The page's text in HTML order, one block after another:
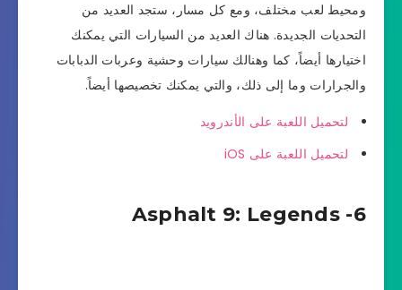
ومحيط لعب مختلف، ومع كل مسار، ستجد العديد من
التحديات الجديدة. هناك العديد من السيارات التي يمكنك
اختيارها أيضاً، كما وهنالك سيارات وحشية وعربات الدبابات
والجرارات وما إلى ذلك، والتي يمكنك تخصيصها أيضاً.
لتحميل اللعبة على الأندرويد
لتحميل اللعبة على iOS
6- Asphalt 9: Legends